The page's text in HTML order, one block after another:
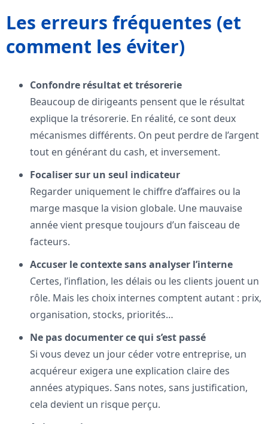
Les erreurs fréquentes (et
comment les éviter)
Confondre résultat et trésorerie
Beaucoup de dirigeants pensent que le résultat
explique la trésorerie. En réalité, ce sont deux
mécanismes différents. On peut perdre de l’argent
tout en générant du cash, et inversement.
Focaliser sur un seul indicateur
Regarder uniquement le chiffre d’affaires ou la
marge masque la vision globale. Une mauvaise
année vient presque toujours d’un faisceau de
facteurs.
Accuser le contexte sans analyser l’interne
Certes, l’inflation, les délais ou les clients jouent un
rôle. Mais les choix internes comptent autant : prix,
organisation, stocks, priorités…
Ne pas documenter ce qui s’est passé
Si vous devez un jour céder votre entreprise, un
acquéreur exigera une explication claire des
années atypiques. Sans notes, sans justification,
cela devient un risque perçu.